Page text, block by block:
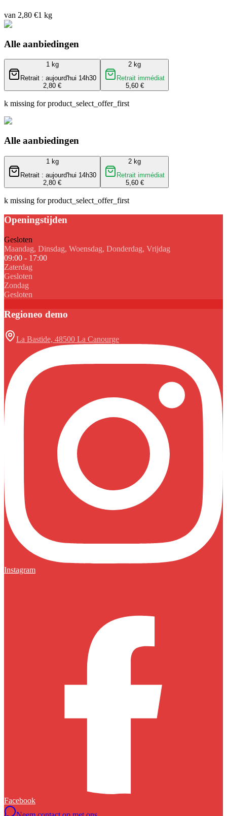
van 2,80 €1 kg
Alle aanbiedingen
1 kg
Retrait : aujourd'hui 14h30
2,80 €
2 kg
Retrait immédiat
5,60 €
k missing for product_select_offer_first
Alle aanbiedingen
1 kg
Retrait : aujourd'hui 14h30
2,80 €
2 kg
Retrait immédiat
5,60 €
k missing for product_select_offer_first
Openingstijden
Gesloten
Maandag, Dinsdag, Woensdag, Donderdag, Vrijdag
09:00 - 17:00
Zaterdag
Gesloten
Zondag
Gesloten
Regioneo demo
La Bastide, 48500 La Canourge
Instagram
Facebook